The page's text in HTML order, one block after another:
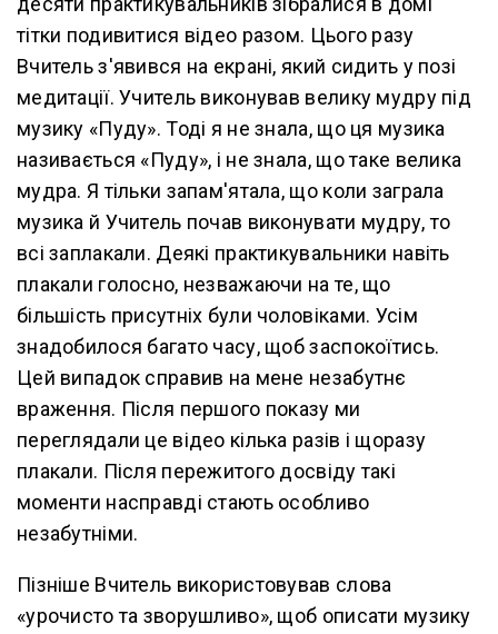
тітки подивитися відео разом. Цього разу
Вчитель з'явився на екрані, який сидить у позі
медитації. Учитель виконував велику мудру під
музику «Пуду». Тоді я не знала, що ця музика
називається «Пуду», і не знала, що таке велика
мудра. Я тільки запам'ятала, що коли заграла
музика й Учитель почав виконувати мудру, то
всі заплакали. Деякі практикувальники навіть
плакали голосно, незважаючи на те, що
більшість присутніх були чоловіками. Усім
знадобилося багато часу, щоб заспокоїтись.
Цей випадок справив на мене незабутнє
враження. Після першого показу ми
переглядали це відео кілька разів і щоразу
плакали. Після пережитого досвіду такі
моменти насправді стають особливо
незабутніми.
Пізніше Вчитель використовував слова
«урочисто та зворушливо», щоб описати музику